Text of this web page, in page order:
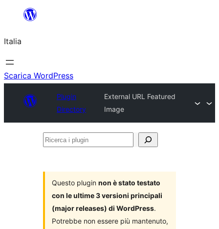
contenuto
Italia
Scarica WordPress
Plugin
Directory
External URL Featured
Image
Ricerca
Questo plugin non è stato testato
con le ultime 3 versioni principali
(major releases) di WordPress.
Potrebbe non essere più mantenuto,